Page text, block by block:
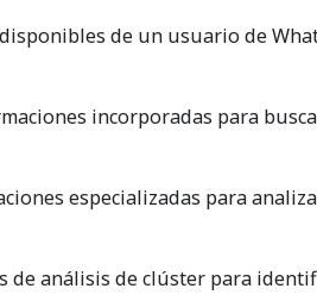
de un usuario de
incorporadas para
especializadas para
análisis de clúster para